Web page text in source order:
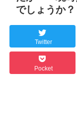
でしょうか？
Twitter
Pocket